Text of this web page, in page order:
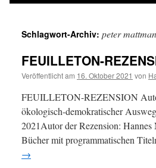
Schlagwort-Archiv: peter
FEUILLETON-
Veröffentlicht am 16. Oktober 2021 von
FEUILLETON-REZENSION
ökologisch-demokratischer
2021Autor der Rezension: Hannes
Bücher mit programmatischen
→